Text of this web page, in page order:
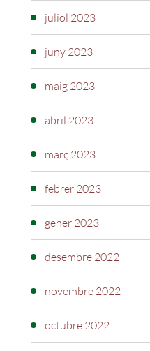
juliol 2023
juny 2023
maig 2023
abril 2023
març 2023
febrer 2023
gener 2023
desembre 2022
novembre 2022
octubre 2022